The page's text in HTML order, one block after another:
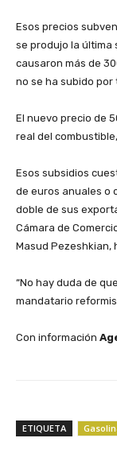
‎Esos precios
se produjo la última
causaron más de
no se ha subido
‎El nuevo precio de
real del
‎Esos subsidios
de euros anuales o
doble de sus
Cámara de
Masud Pezeshkian,
‎“No hay duda de
mandatario
‎Con información
ETIQUETA